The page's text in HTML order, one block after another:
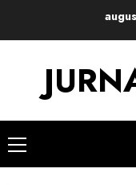
Primary
Menu